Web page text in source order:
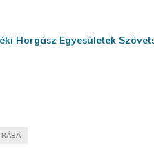
Horgász Egyesületek